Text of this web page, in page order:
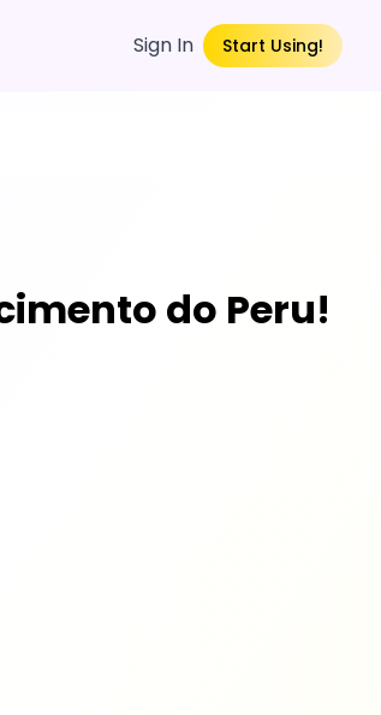
Sign In Start Using!
do Peru!